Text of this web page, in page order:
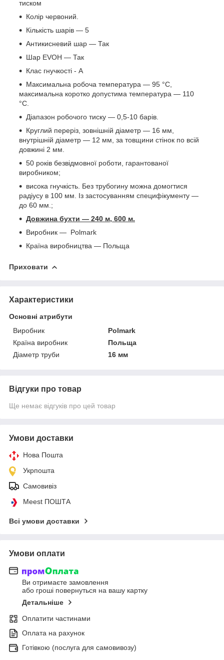
тиском
Колір червоний.
Кількість шарів — 5
Антикисневий шар — Так
Шар EVOH — Так
Клас гнучкості - А
Максимальна робоча температура — 95 °C,
максимальна коротко допустима температура — 110
°C.
Діапазон робочого тиску — 0,5-10 барів.
Круглий переріз, зовнішній діаметр — 16 мм,
внутрішній діаметр — 12 мм, за товщини стінок по всій
довжині 2 мм.
50 років безвідмовної роботи, гарантованої
виробником;
висока гнучкість. Без трубогину можна домогтися
радіусу в 100 мм. Із застосуванням специфікументу —
до 60 мм.;
Довжина бухти — 240 м, 600 м.
Виробник — Polmark
Країна виробництва — Польща
Приховати
Характеристики
Основні атрибути
Виробник
Polmark
Країна виробник
Польща
Діаметр труби
16 мм
Відгуки про товар
Ще немає відгуків про цей товар
Умови доставки
Нова Пошта
Укрпошта
Самовивіз
Meest ПОШТА
Всі умови доставки
Умови оплати
Ви отримаєте замовлення
або гроші повернуться на вашу картку
Детальніше
Оплатити частинами
Оплата на рахунок
Готівкою (послуга для самовивозу)